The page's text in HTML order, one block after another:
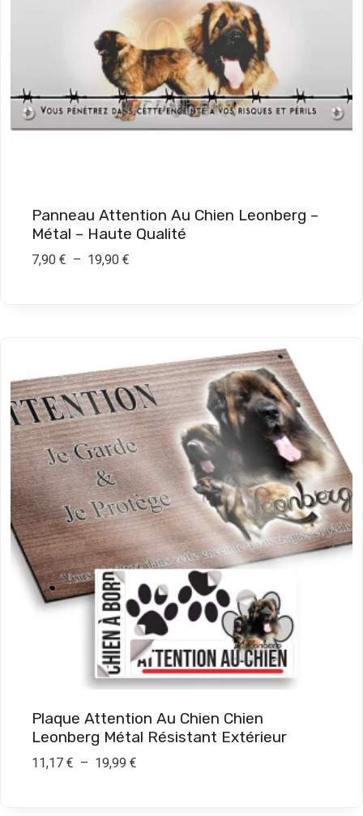
:
,
9
0
€
,
9
0
Panneau Attention Au Chien Leonberg –
Métal – Haute Qualité
7,90 € – 19,90 €P
d
e
p
r
i
x
:
,
0
€
à
1
,
9
0
Plaque Attention Au Chien Chien
Leonberg Métal Résistant Extérieur
11,17 € – 19,99 €P